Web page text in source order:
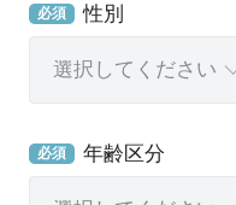
必須 性別
必須 年齢区分